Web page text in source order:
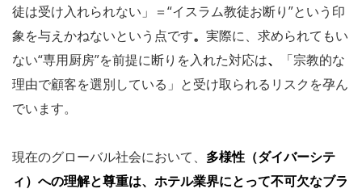
徒は受け入れられない」＝“イスラム教徒お断り”という印
象を与えかねないという点です。 実際に、求められてもい
ない“専用厨房”を前提に断りを入れた対応は、
「宗教的な
理由で顧客を選別している」と受け取られるリスクを孕ん
でいます。
現在のグローバル社会において、 多様性（ダイバーシテ
ィ）への理解と尊重は、ホテル業界にとって不可欠なブラ